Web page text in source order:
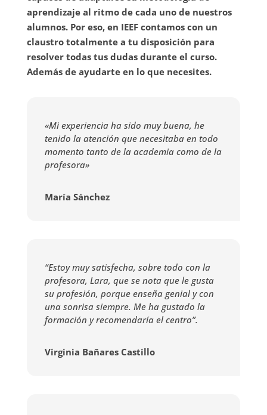
aprendizaje al ritmo de cada uno de nuestros
alumnos. Por eso, en IEEF contamos con un
claustro totalmente a tu disposición para
resolver todas tus dudas durante el curso.
Además de ayudarte en lo que necesites.
«Mi experiencia ha sido muy buena, he
tenido la atención que necesitaba en todo
momento tanto de la academia como de la
profesora»
María Sánchez
“Estoy muy satisfecha, sobre todo con la
profesora, Lara, que se nota que le gusta
su profesión, porque enseña genial y con
una sonrisa siempre. Me ha gustado la
formación y recomendaría el centro”.
Virginia Bañares Castillo